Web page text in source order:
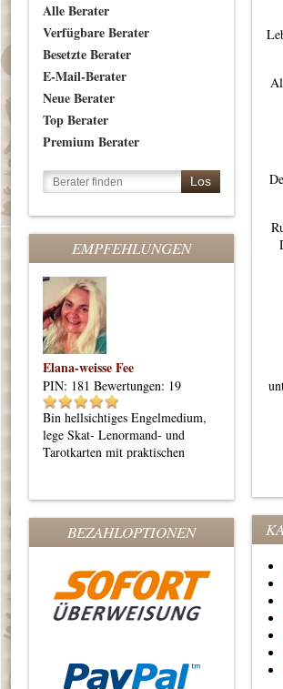
Alle Berater
Verfügbare Berater
Besetzte Berater
E-Mail-Berater
Neue Berater
Top Berater
Premium Berater
EMPFEHLUNGEN
Elana-weisse Fee
PIN: 181 Bewertungen: 19
Bin hellsichtiges Engelmedium,
lege Skat- Lenormand- und
Tarotkarten mit praktischen
BEZAHLOPTIONEN